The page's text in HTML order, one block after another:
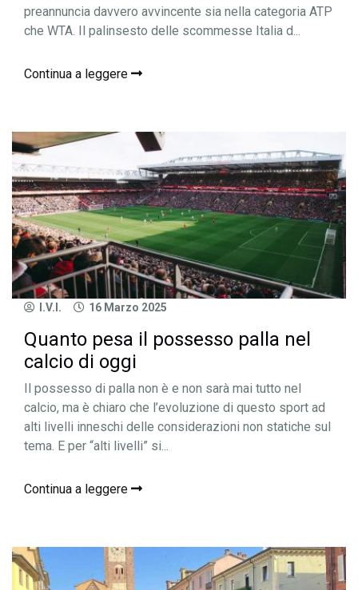
preannuncia davvero avvincente sia nella categoria ATP
che WTA. Il palinsesto delle scommesse Italia d...
Continua a leggere
I.V.I. 16 Marzo 2025
Quanto pesa il possesso palla nel
calcio di oggi
Il possesso di palla non è e non sarà mai tutto nel
calcio, ma è chiaro che l’evoluzione di questo sport ad
alti livelli inneschi delle considerazioni non statiche sul
tema. E per “alti livelli” si...
Continua a leggere